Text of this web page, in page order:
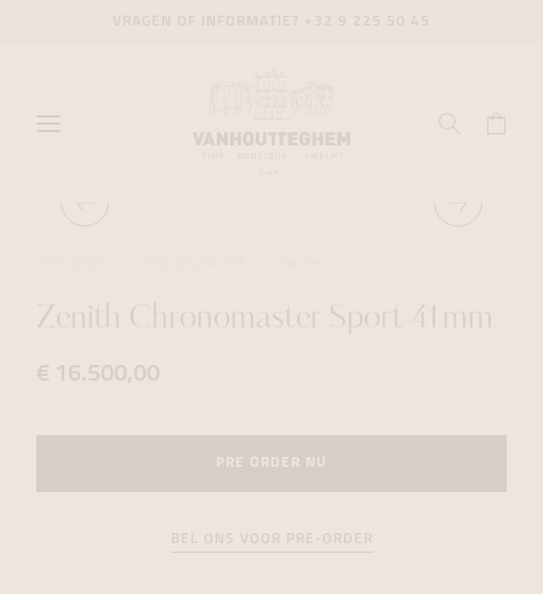
Zenith Chronomaster Sport 41mm
€ 16.500,00
PRE ORDER NU
BEL ONS VOOR PRE-ORDER